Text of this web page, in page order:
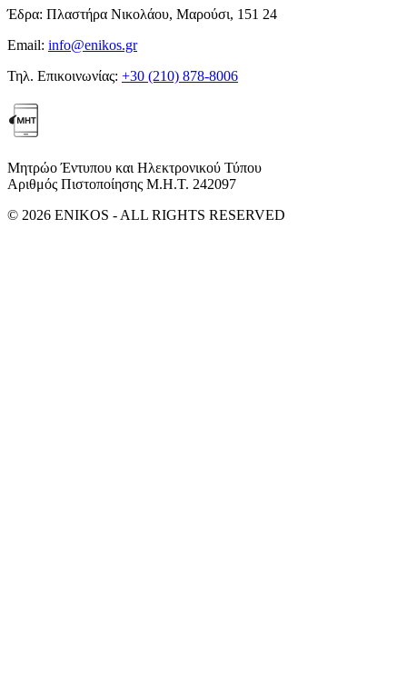
Έδρα: Πλαστήρα Νικολάου, Μαρούσι, 151 24
Email: info@enikos.gr
Τηλ. Επικοινωνίας: +30 (210) 878-8006
Μητρώο Έντυπου και Ηλεκτρονικού Τύπου
Αριθμός Πιστοποίησης Μ.Η.Τ. 242097
© 2026 ENIKOS - ALL RIGHTS RESERVED